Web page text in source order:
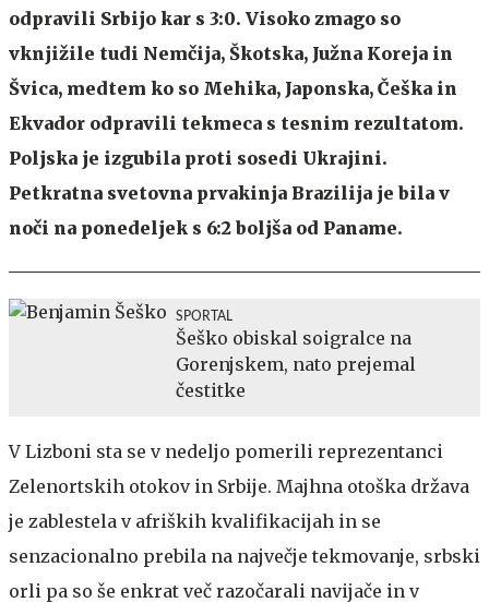
odpravili Srbijo kar s 3:0. Visoko zmago so
vknjižile tudi Nemčija, Škotska, Južna Koreja in
Švica, medtem ko so Mehika, Japonska, Češka in
Ekvador odpravili tekmeca s tesnim rezultatom.
Poljska je izgubila proti sosedi Ukrajini.
Petkratna svetovna prvakinja Brazilija je bila v
noči na ponedeljek s 6:2 boljša od Paname.
SPORTAL
Šeško obiskal soigralce na
Gorenjskem, nato prejemal
čestitke
V Lizboni sta se v nedeljo pomerili reprezentanci
Zelenortskih otokov in Srbije. Majhna otoška država
je zablestela v afriških kvalifikacijah in se
senzacionalno prebila na največje tekmovanje, srbski
orli pa so še enkrat več razočarali navijače in v